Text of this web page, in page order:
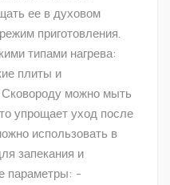
ее в духовом
приготовления.
типами нагрева:
плиты и
Сковороду можно мыть
упрощает уход после
использовать в
запекания и
параметры: -